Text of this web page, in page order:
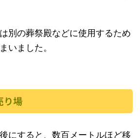
別の葬祭殿などに使用するため
いました。
り場
にすると、数百メートルほど移